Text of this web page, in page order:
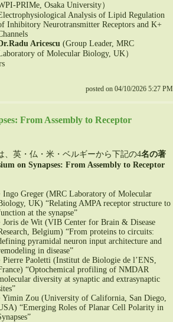
PRIMe, Osaka University）
Analysis of Lipid Regulation
Inhibitory Neurotransmitter Receptors and K+
Aricescu (Group Leader, MRC
of Molecular Biology, UK）
posted on 04/10/2026 5:27 PM
From Assembly to Receptor
、英・仏・米・ベルギーから下記の4名の著
on Synapses: From Assembly to Receptor
Ingo Greger (MRC Laboratory of Molecular
UK) “Relating AMPA receptor structure to
at the synapse”
Joris de Wit (VIB Center for Brain & Disease
Belgium) “From proteins to circuits:
pyramidal neuron input architecture and
in disease”
Pierre Paoletti (Institut de Biologie de l’ENS,
“Optochemical profiling of NMDAR
diversity at synaptic and extrasynaptic
Yimin Zou (University of California, San Diego,
“Emerging Roles of Planar Cell Polarity in